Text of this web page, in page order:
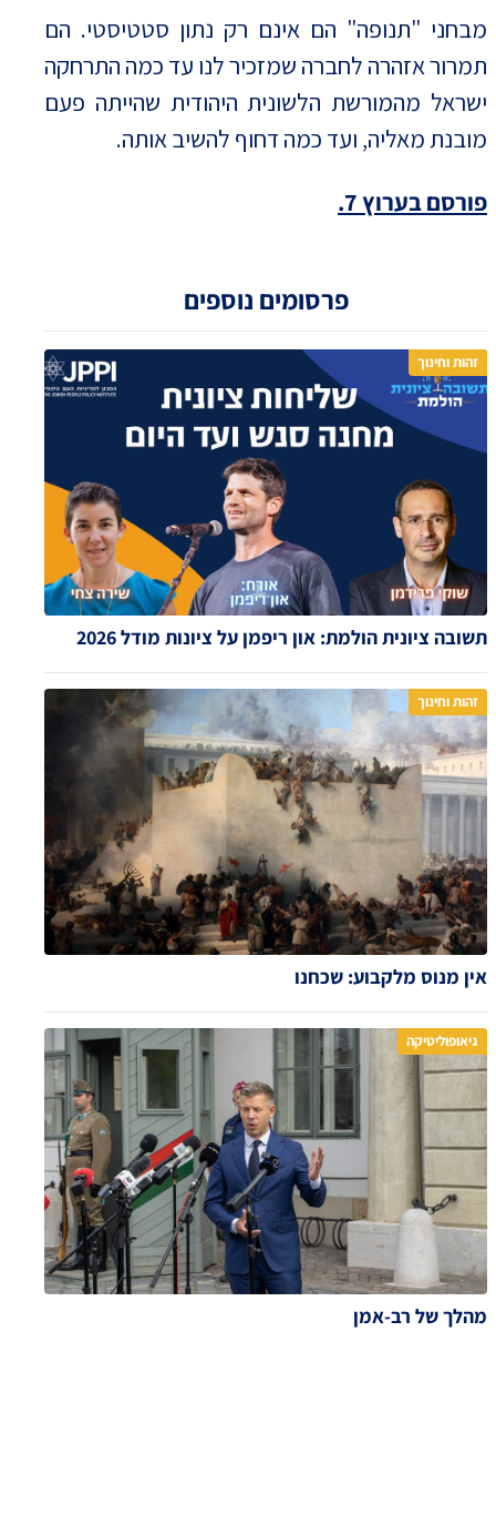
פרסומים נוספים
זהות וחינוך
תשובה ציונית הולמת: און ריפמן על ציונות מודל 2026
זהות וחינוך
אין מנוס מלקבוע: שכחנו
גיאופוליטיקה
מהלך של רב-אמן
מבחני "תנופה" הם אינם רק נתון סטטיסטי. הם
תמרור אזהרה לחברה שמזכיר לנו עד כמה התרחקה
ישראל מהמורשת הלשונית היהודית שהייתה פעם
מובנת מאליה, ועד כמה דחוף להשיב אותה.
פורסם בערוץ 7.